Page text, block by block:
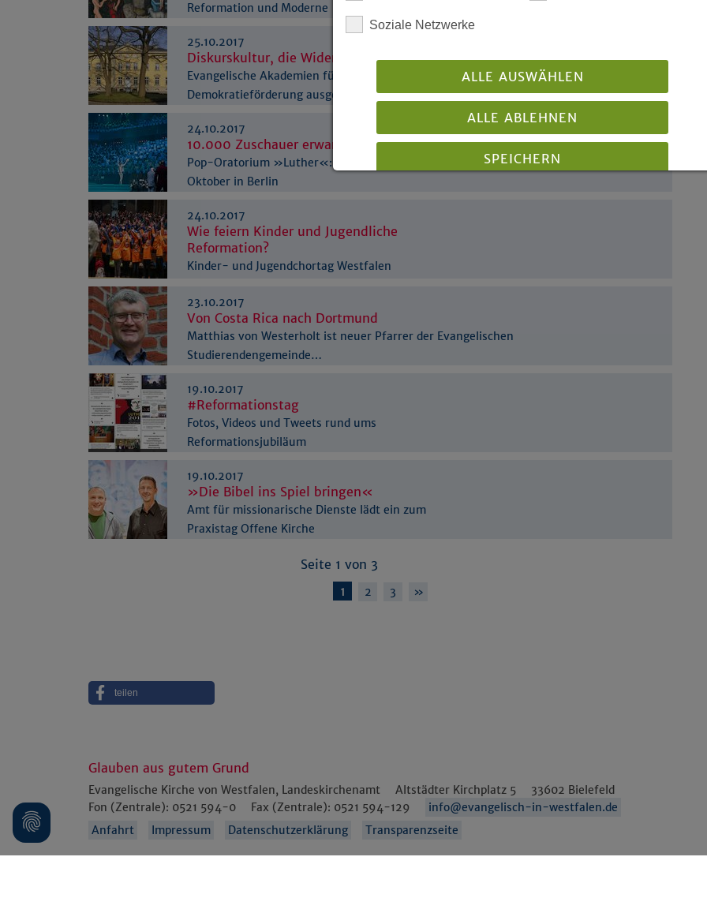
Reformation und Moderne
25.10.2017
Diskurskultur, die Widersprüche nicht verschweigt
Evangelische Akademien für
Demokratieförderung ausgezeichnet
24.10.2017
10.000 Zuschauer erwartet
Pop-Oratorium »Luther«: Finale am 29.
Oktober in Berlin
24.10.2017
Wie feiern Kinder und Jugendliche
Reformation?
Kinder- und Jugendchortag Westfalen
23.10.2017
Von Costa Rica nach Dortmund
Matthias von Westerholt ist neuer Pfarrer der Evangelischen
Studierendengemeinde…
19.10.2017
#Reformationstag
Fotos, Videos und Tweets rund ums
Reformationsjubiläum
19.10.2017
»Die Bibel ins Spiel bringen«
Amt für missionarische Dienste lädt ein zum
Praxistag Offene Kirche
Seite 1 von 3
1
2 3 »
teilen
Glauben aus gutem Grund
Evangelische Kirche von Westfalen, Landeskirchenamt Altstädter Kirchplatz 5 33602 Bielefeld
Fon (Zentrale): 0521 594-0 Fax (Zentrale): 0521 594-129
info@evangelisch-in-westfalen.de
Anfahrt
Impressum Datenschutzerklärung Transparenzseite
Soziale Netzwerke
ALLE AUSWÄHLEN
ALLE ABLEHNEN
SPEICHERN